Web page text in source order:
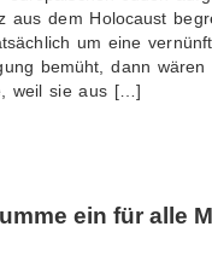
aus dem Holocaust
um eine
bemüht, dann wären
weil sie aus […]
ein für alle